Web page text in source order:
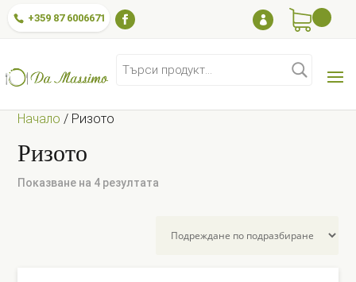
+359 87 6006671 
за:
Начало / Ризото
Ризото
Показване на 4 резултата